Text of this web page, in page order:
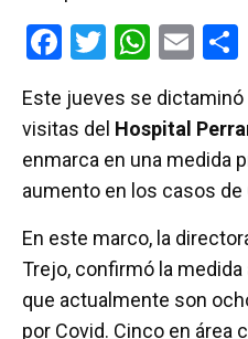
F
ce
b
o
k
T
tt
er
W
at
s
A
p
p
E
ail
Este jueves se
visitas del Hospital
enmarca en una medida
aumento en los casos de
En este marco, la
Trejo, confirmó la medida
que actualmente son
por Covid. Cinco en área